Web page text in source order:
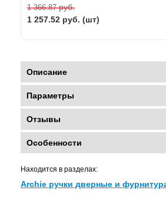
1 366.87руб.
1 257.52 руб. (шт)
Описание
Параметры
Отзывы
Особенности
Находится в разделах:
Archie ручки дверные и